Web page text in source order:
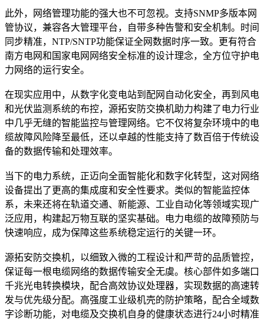
此外，网络管理功能的强大也不可忽视。支持SNMP多版本网
管协议，兼容各大管理平台，自带多种告警和安全机制。时间
同步精准，NTP/SNTP功能保证全网数据时序一致。更有符合
南方电网和国家电网网络安全标准的设计理念，全方位守护电
力网络的运行安全。
在现实应用中，从数字化变电站到配网自动化安全，再到风电
和光伏监测系统的布控，源拓安防交换机助力构建了电力行业
中几乎无缝的智能监控与管理网络。它不仅将复杂环境中的电
缆故障风险降至最低，还以卓越的性能支持了数百倍于传统设
备的数据传输和处理效率。
当下的电力系统，正迈向全面智能化和数字化转型，这对网络
设备提出了更高的集成度和安全性要求。类似的智能监控体
系，未来还将在轨道交通、新能源、工业自动化等领域实现广
泛应用，构建起万物互联的坚实基础。电力电缆的故障预防与
快速响应，成为保障这些系统稳定运行的关键一环。
源拓安防交换机，以细致入微的工程设计和严苛的品质管控，
保证每一根电缆网络的数据传输安全无虞。核心部件如多端口
千兆光电转换模块，配合高效协议处理器，实现数据的高速转
发与优先级分配。高强度工业级机壳的防护策略，配合全域数
字诊断功能，对电缆及交换机自身的健康状态进行24小时精准